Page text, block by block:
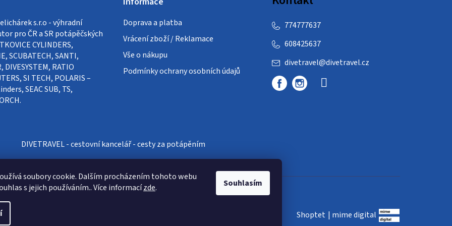
soubory cookie. Dalším procházením tohoto webu
s jejich používáním.. Více informacízde. Souhlasím
s.r.o - výhradní
pro ČR a SR potápěčských
CYLINDERS,
SCUBATECH, SANTI,
DIVESYSTEM, RATIO
SI TECH, POLARIS –
SEAC SUB, TS,
Doprava a platba
Vrácení zboží / Reklamace
Vše o nákupu
Podmínky ochrany osobních údajů
divetravel@divetravel.cz
608425637
774777637
DIVETRAVEL - cestovní kancelář - cesty za potápěním
Shoptet | mime digital